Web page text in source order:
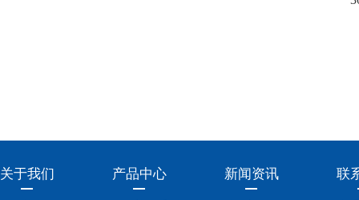
关于我们 产品中心 新闻资讯 联